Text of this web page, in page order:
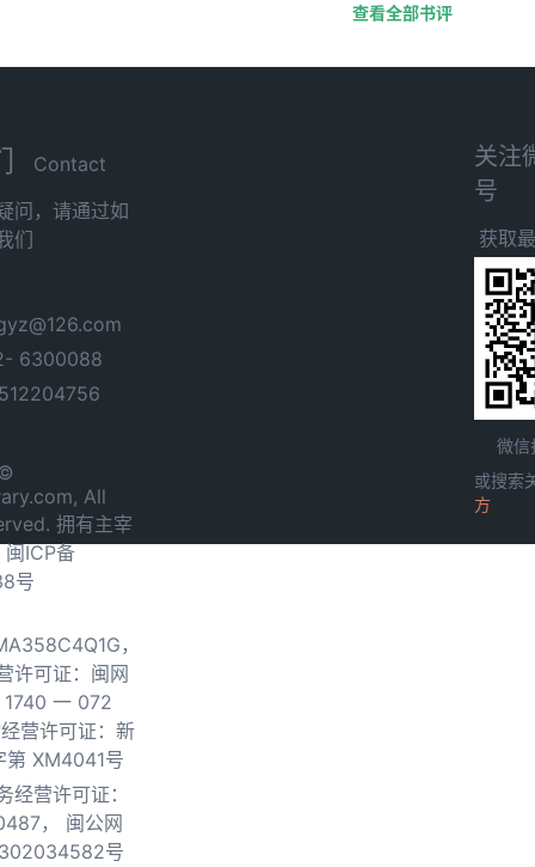
查看全部书评
Contact
问，请通过如
们
6300088
All
拥有主宰
闽ICP备
号
，
许可证：闽网
一 072
营许可证：新
第 XM4041号
经营许可证：
，
闽公网
号
关注
号
获取
微信
或搜索
方